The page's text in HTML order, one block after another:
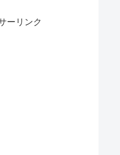
ーリンク